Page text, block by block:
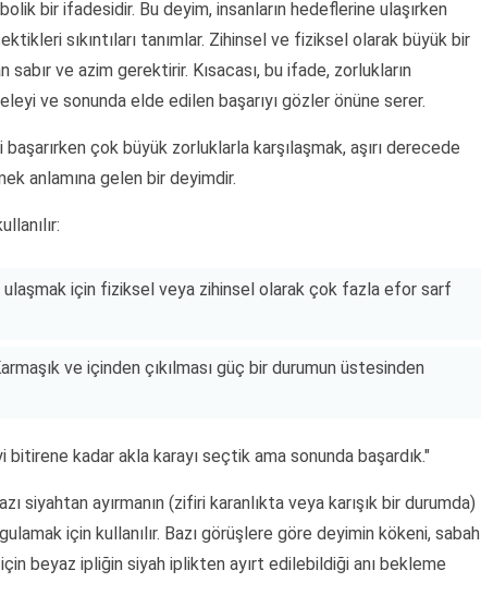
bir ifadesidir. Bu deyim, insanların hedeflerine ulaşırken
sıkıntıları tanımlar. Zihinsel ve fiziksel olarak büyük bir
ve azim gerektirir. Kısacası, bu ifade, zorlukların
ve sonunda elde edilen başarıyı gözler önüne serer.
çok büyük zorluklarla karşılaşmak, aşırı derecede
anlamına gelen bir deyimdir.
ulaşmak için fiziksel veya zihinsel olarak çok fazla efor sarf
ve içinden çıkılması güç bir durumun üstesinden
bitirene kadar akla karayı seçtik ama sonunda başardık."
siyahtan ayırmanın (zifiri karanlıkta veya karışık bir durumda)
için kullanılır. Bazı görüşlere göre deyimin kökeni, sabah
beyaz ipliğin siyah iplikten ayırt edilebildiği anı bekleme